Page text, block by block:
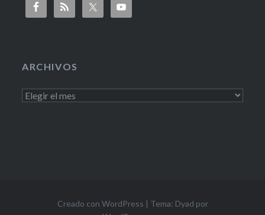
ARCHIVOS
Creado con WordPress | Tema: Dyad por